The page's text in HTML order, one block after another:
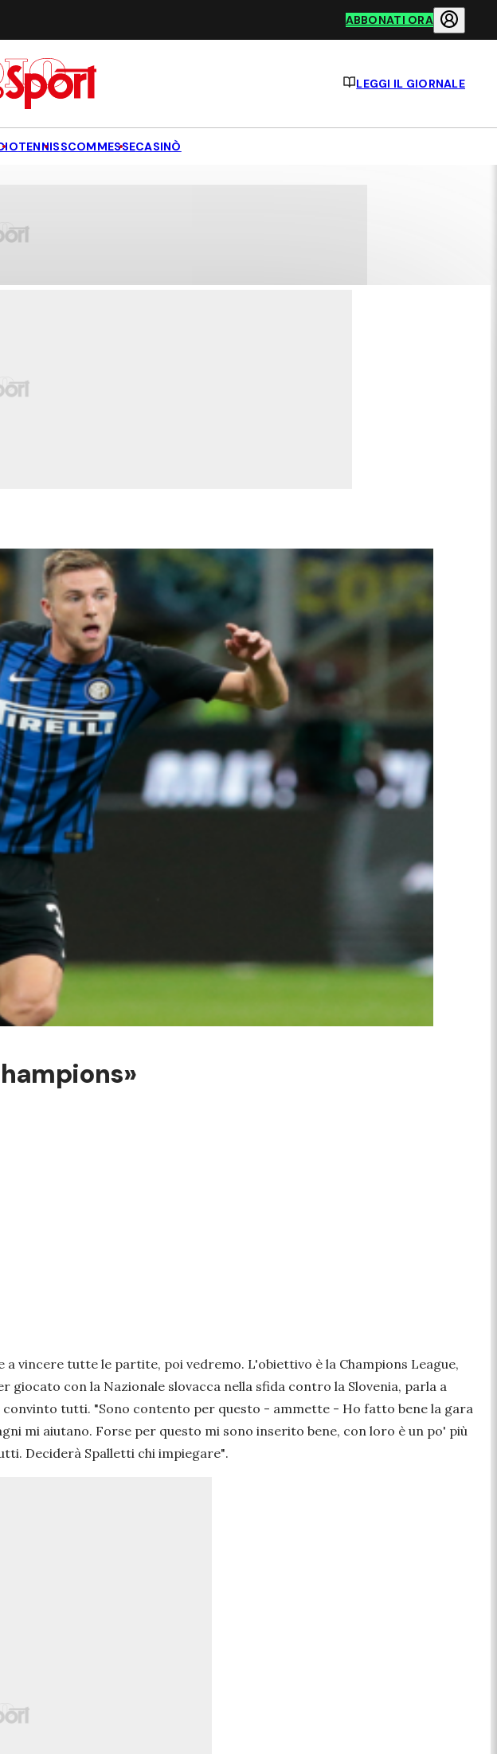
ABBONATI ORA
LEGGI IL GIORNALE
TENNISSCOMMESSECASINÒ
vincere tutte le partite, poi vedremo. L'obiettivo è la Champions League,
giocato con la Nazionale slovacca nella sfida contro la Slovenia, parla a
convinto tutti. "Sono contento per questo - ammette - Ho fatto bene la gara
mi aiutano. Forse per questo mi sono inserito bene, con loro è un po' più
Deciderà Spalletti chi impiegare".